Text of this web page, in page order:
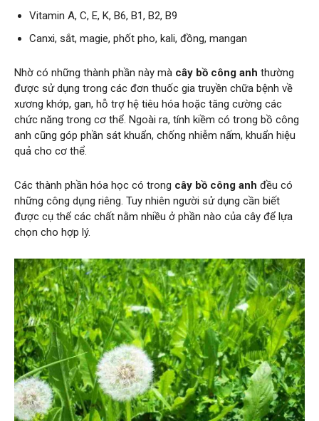
Vitamin A, C, E, K, B6, B1, B2, B9
Canxi, sắt, magie, phốt pho, kali, đồng, mangan
Nhờ có những thành phần này mà cây bồ công anh thường
được sử dụng trong các đơn thuốc gia truyền chữa bệnh về
xương khớp, gan, hỗ trợ hệ tiêu hóa hoặc tăng cường các
chức năng trong cơ thể. Ngoài ra, tính kiềm có trong bồ công
anh cũng góp phần sát khuẩn, chống nhiễm nấm, khuẩn hiệu
quả cho cơ thể.
Các thành phần hóa học có trong cây bồ công anh đều có
những công dụng riêng. Tuy nhiên người sử dụng cần biết
được cụ thể các chất nằm nhiều ở phần nào của cây để lựa
chọn cho hợp lý.